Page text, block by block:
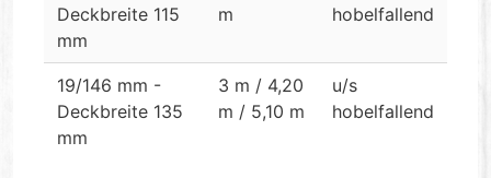
Deckbreite 115
mm
m
hobelfallend
19/146 mm -
Deckbreite 135
mm
3 m / 4,20
m / 5,10 m
u/s
hobelfallend